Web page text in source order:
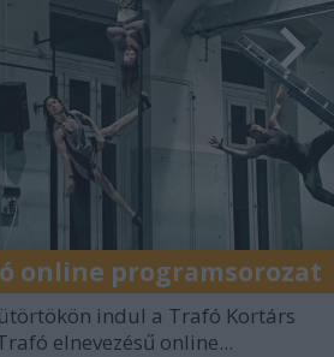
online programsorozat
indul a Trafó Kortárs
elnevezésű online...